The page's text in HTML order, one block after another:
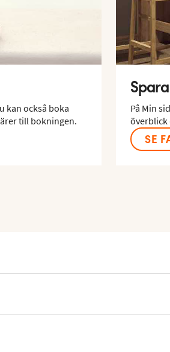
kan också boka
till bokningen.
På Min
överblick
SE
ett exklusivt erbjudande i månaden.